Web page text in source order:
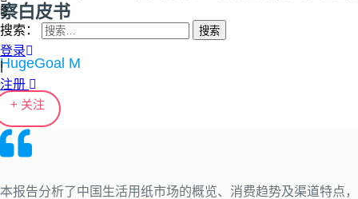
搜索：
登录
|
注册
察白皮书
HugeGoal M
+ 关注
本报告分析了中国生活用纸市场的概览、消费趋势及渠道特点，